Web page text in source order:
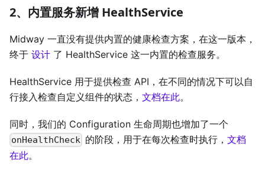
2、内置服务新增 HealthService
Midway 一直没有提供内置的健康检查方案，在这一版本，
终于 设计 了 HealthService 这一内置的检查服务。
HealthService 用于提供检查 API，在不同的情况下可以自
行接入检查自定义组件的状态， 文档在此。
同时，我们的 Configuration 生命周期也增加了一个
onHealthCheck 的阶段，用于在每次检查时执行，文档
在此。